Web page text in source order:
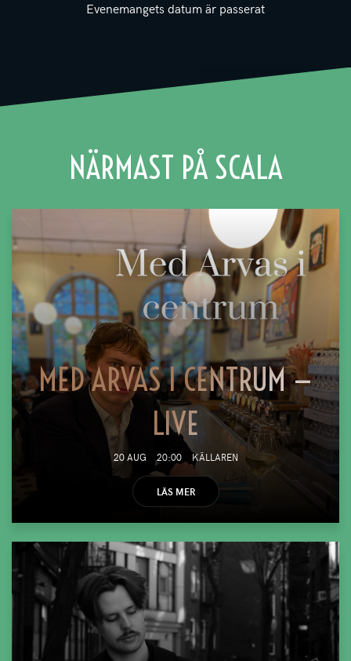
Evenemangets datum är passerat
NÄRMAST PÅ SCALA
MED ARVAS I CENTRUM —
LIVE
20 AUG 20:00 KÄLLAREN
LÄS MER